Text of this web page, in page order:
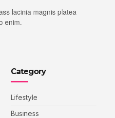
lacinia magnis platea
enim.
Category
Lifestyle
Business